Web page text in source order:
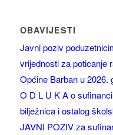
OBAVIJESTI
Javni poziv
vrijednosti za poticanje
Općine Barban u 2026.
O D L U K A o
bilježnica i ostalog
JAVNI POZIV za